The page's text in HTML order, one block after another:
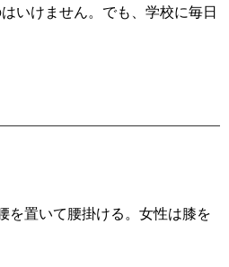
いけません。でも、学校に毎日
を置いて腰掛ける。女性は膝を